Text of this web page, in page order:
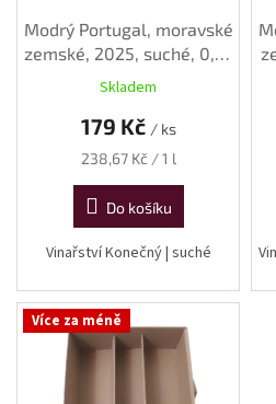
Modrý Portugal, moravské
zemské, 2025, suché, 0,75
Skladem
179 Kč / ks
Měrná
238,67 Kč / 1 l
Do košíku
Vinařství Konečný | suché
Více za méně